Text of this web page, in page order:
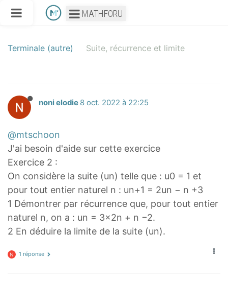
MATHFORU
Terminale (autre) Suite, récurrence et limite
noni elodie 8 oct. 2022 à 22:25
@mtschoon
J'ai besoin d'aide sur cette exercice
Exercice 2 :
On considère la suite (un) telle que : u0 = 1 et
pour tout entier naturel n : un+1 = 2un − n +3
1 Démontrer par récurrence que, pour tout entier
naturel n, on a : un = 3×2n + n −2.
2 En déduire la limite de la suite (un).
N 1 réponse